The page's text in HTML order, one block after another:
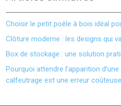
Choisir le petit poêle à bois idéal
Clôture moderne : les designs qui
Box de stockage : une solution
Pourquoi attendre l’apparition
calfeutrage est une erreur coûteuse